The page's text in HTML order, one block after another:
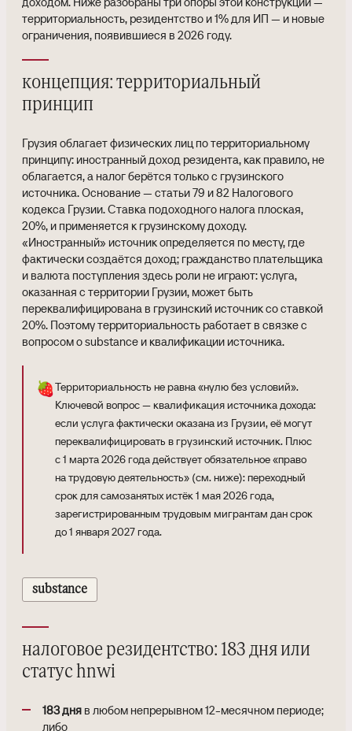
территориальность, резидентство и 1% для ИП — и новые
ограничения, появившиеся в 2026 году.
концепция: территориальный
принцип
Грузия облагает физических лиц по территориальному
принципу: иностранный доход резидента, как правило, не
облагается, а налог берётся только с грузинского
источника. Основание — статьи 79 и 82 Налогового
кодекса Грузии. Ставка подоходного налога плоская,
20%, и применяется к грузинскому доходу.
«Иностранный» источник определяется по месту, где
фактически создаётся доход; гражданство плательщика
и валюта поступления здесь роли не играют: услуга,
оказанная с территории Грузии, может быть
переквалифицирована в грузинский источник со ставкой
20%. Поэтому территориальность работает в связке с
вопросом о substance и квалификации источника.
🍓Территориальность не равна «нулю без условий».
Ключевой вопрос — квалификация источника дохода:
если услуга фактически оказана из Грузии, её могут
переквалифицировать в грузинский источник. Плюс
с 1 марта 2026 года действует обязательное «право
на трудовую деятельность» (см. ниже): переходный
срок для самозанятых истёк 1 мая 2026 года,
зарегистрированным трудовым мигрантам дан срок
до 1 января 2027 года.
substance
налоговое резидентство: 183 дня или
статус hnwi
183 дня в любом непрерывном 12-месячном периоде;
либо